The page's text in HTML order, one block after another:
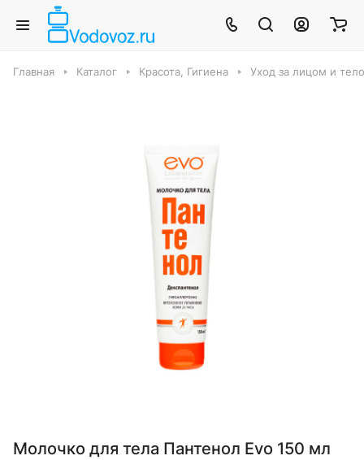
Главная Каталог Красота, Гигиена Уход за лицом и
Молочко для тела Пантенол Evo 150 мл